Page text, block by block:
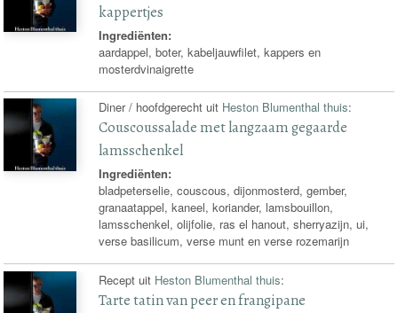
kappertjes
Ingrediënten:
aardappel, boter, kabeljauwfilet, kappers en
mosterdvinaigrette
Diner / hoofdgerecht uit Heston Blumenthal thuis:
Couscoussalade met langzaam gegaarde
lamsschenkel
Ingrediënten:
bladpeterselie, couscous, dijonmosterd, gember,
granaatappel, kaneel, koriander, lamsbouillon,
lamsschenkel, olijfolie, ras el hanout, sherryazijn, ui,
verse basilicum, verse munt en verse rozemarijn
Recept uit Heston Blumenthal thuis:
Tarte tatin van peer en frangipane